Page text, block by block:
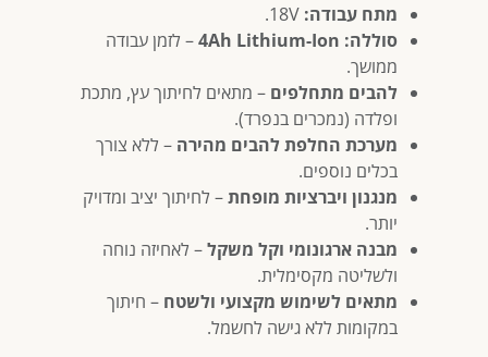
מתח עבודה:
סוללה: 4Ah Lithium-Ion– לזמן עבודה
ממושך.
להבים מתחלפים – מתאים לחיתוך עץ, מתכת
ופלדה (נמכרים בנפרד).
מערכת החלפת להבים מהירה – ללא צורך
בכלים נוספים.
מנגנון ויברציות מופחת– לחיתוך יציב ומדויק
יותר.
מבנה ארגונומי וקל משקל– לאחיזה נוחה
ולשליטה מקסימלית.
מתאים לשימוש מקצועי ולשטח – חיתוך
במקומות ללא גישה לחשמל.